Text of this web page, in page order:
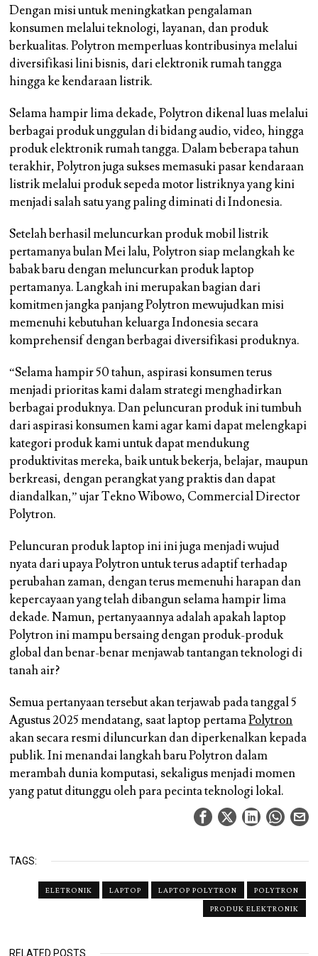
Dengan misi untuk meningkatkan pengalaman
konsumen melalui teknologi, layanan, dan produk
berkualitas. Polytron memperluas kontribusinya melalui
diversifikasi lini bisnis, dari elektronik rumah tangga
hingga ke kendaraan listrik.
Selama hampir lima dekade, Polytron dikenal luas melalui
berbagai produk unggulan di bidang audio, video, hingga
produk elektronik rumah tangga. Dalam beberapa tahun
terakhir, Polytron juga sukses memasuki pasar kendaraan
listrik melalui produk sepeda motor listriknya yang kini
menjadi salah satu yang paling diminati di Indonesia.
Setelah berhasil meluncurkan produk mobil listrik
pertamanya bulan Mei lalu, Polytron siap melangkah ke
babak baru dengan meluncurkan produk laptop
pertamanya. Langkah ini merupakan bagian dari
komitmen jangka panjang Polytron mewujudkan misi
memenuhi kebutuhan keluarga Indonesia secara
komprehensif dengan berbagai diversifikasi produknya.
“Selama hampir 50 tahun, aspirasi konsumen terus
menjadi prioritas kami dalam strategi menghadirkan
berbagai produknya. Dan peluncuran produk ini tumbuh
dari aspirasi konsumen kami agar kami dapat melengkapi
kategori produk kami untuk dapat mendukung
produktivitas mereka, baik untuk bekerja, belajar, maupun
berkreasi, dengan perangkat yang praktis dan dapat
diandalkan,” ujar Tekno Wibowo, Commercial Director
Polytron.
Peluncuran produk laptop ini ini juga menjadi wujud
nyata dari upaya Polytron untuk terus adaptif terhadap
perubahan zaman, dengan terus memenuhi harapan dan
kepercayaan yang telah dibangun selama hampir lima
dekade. Namun, pertanyaannya adalah apakah laptop
Polytron ini mampu bersaing dengan produk-produk
global dan benar-benar menjawab tantangan teknologi di
tanah air?
Semua pertanyaan tersebut akan terjawab pada tanggal 5
Agustus 2025 mendatang, saat laptop pertamaPolytron
akan secara resmi diluncurkan dan diperkenalkan kepada
publik. Ini menandai langkah baru Polytron dalam
merambah dunia komputasi, sekaligus menjadi momen
yang patut ditunggu oleh para pecinta teknologi lokal.
TAGS:
ELETRONIK LAPTOP LAPTOP POLYTRON
POLYTRON
PRODUK ELEKTRONIK
RELATED POSTS